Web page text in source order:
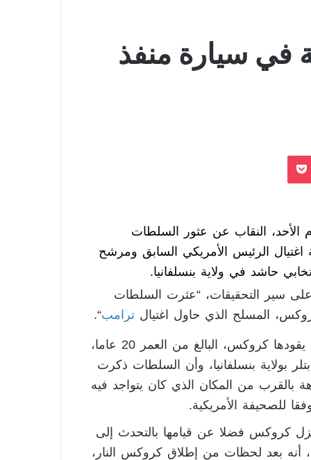
في سيارة منفذ
النقاب عن عثور السلطات
الرئيس الأمريكي السابق ومرشح
حاشد في ولاية بنسلفانيا.
سير التحقيقات، “عثرت السلطات
المسلح الذي حاول اغتيال ترامب“.
وأضافت المصادر، وفقا للتقرير، أن السيارة التي كان يقودها كروكس، البالغ من العمر 20 عاما،
بولاية بنسلفانيا، وأن السلطات ذكرت
من المكان الذي كان يتواجد فيه
للصحيفة الأمريكية.
كروكس فضلا عن قيامها بالتحدث إلى
أنه بعد لحظات من إطلاق كروكس النار،